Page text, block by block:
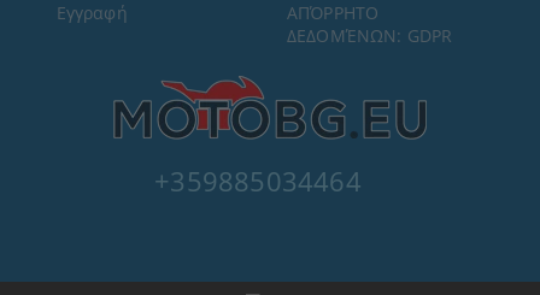
+359885034464
Εγγραφή
ΑΠΌΡΡΗΤΟ
ΔΕΔΟΜΈΝΩΝ: GDPR